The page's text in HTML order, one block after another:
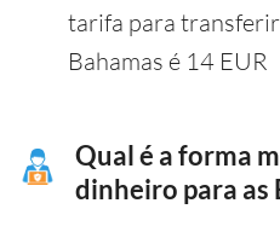
tarifa para
Bahamas é 14 EUR
Qual é a forma
dinheiro para as